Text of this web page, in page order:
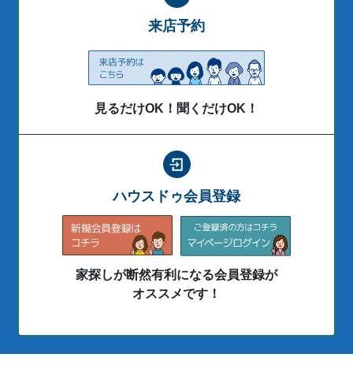
来店予約
見るだけOK！聞くだけOK！
ハウスドゥ会員登録
家探しが断然有利になる会員登録が
オススメです！